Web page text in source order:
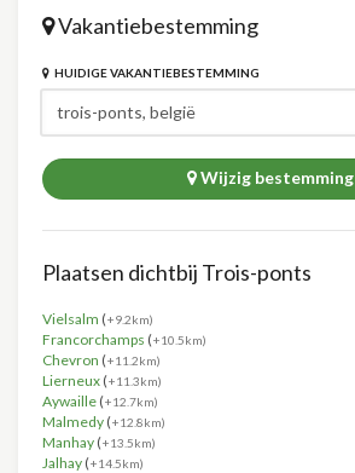
Vakantiebestemming
HUIDIGE VAKANTIEBESTEMMING
Wijzig bestemming
Plaatsen dichtbij Trois-ponts
Vielsalm (+9.2km)
Francorchamps (+10.5km)
Chevron (+11.2km)
Lierneux (+11.3km)
Aywaille (+12.7km)
Malmedy (+12.8km)
Manhay (+13.5km)
Jalhay (+14.5km)